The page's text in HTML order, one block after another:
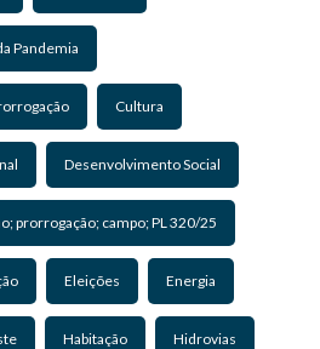
Pandemia
Cultura
Desenvolvimento Social
prorrogação; campo; PL 320/25
Eleições Energia
Habitação Hidrovias